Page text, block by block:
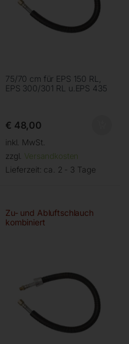
75/70 cm für EPS 150 RL,
EPS 300/301 RL u.EPS 435
€ 48,00
inkl. MwSt.
zzgl. Versandkosten
Lieferzeit: ca. 2 - 3 Tage
Zu- und Abluftschlauch
kombiniert